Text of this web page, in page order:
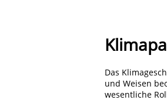
Das
und Weisen
wesentliche